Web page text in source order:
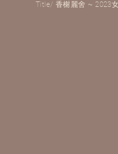
Title/ 香榭麗舍 ~ 2023